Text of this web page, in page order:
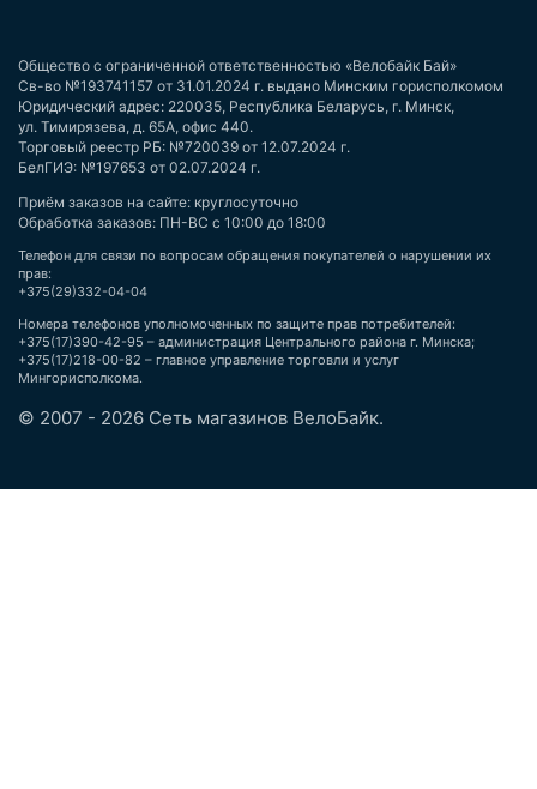
Общество с ограниченной ответственностью «Велобайк Бай»
Св-во №193741157 от 31.01.2024 г. выдано Минским горисполкомом
Юридический адрес: 220035, Республика Беларусь, г. Минск,
ул. Тимирязева, д. 65А, офис 440.
Торговый реестр РБ: №720039 от 12.07.2024 г.
БелГИЭ: №197653 от 02.07.2024 г.
Приём заказов на сайте: круглосуточно
Обработка заказов: ПН-ВС с 10:00 до 18:00
Телефон для связи по вопросам обращения покупателей о нарушении их
прав:
+375(29)332-04-04
Номера телефонов уполномоченных по защите прав потребителей:
+375(17)390-42-95 – администрация Центрального района г. Минска;
+375(17)218-00-82 – главное управление торговли и услуг
Мингорисполкома.
© 2007 - 2026 Сеть магазинов ВелоБайк.